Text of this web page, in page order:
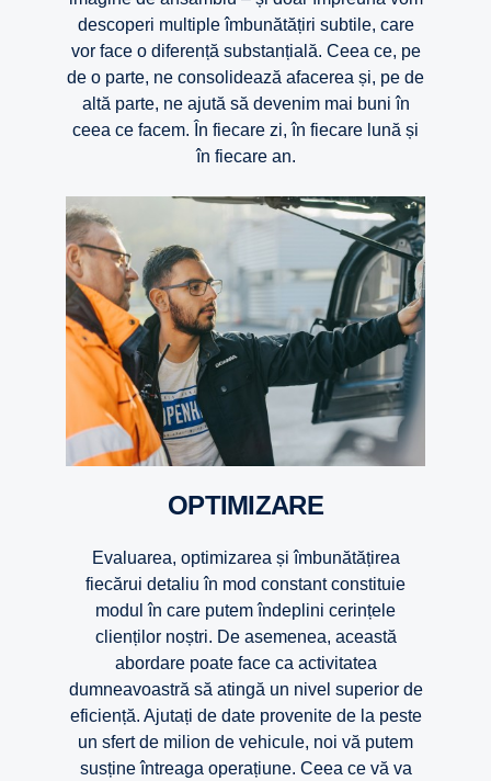
descoperi multiple îmbunătățiri subtile, care
vor face o diferență substanțială. Ceea ce, pe
de o parte, ne consolidează afacerea și, pe de
altă parte, ne ajută să devenim mai buni în
ceea ce facem. În fiecare zi, în fiecare lună și
în fiecare an.
OPTIMIZARE
Evaluarea, optimizarea și îmbunătățirea
fiecărui detaliu în mod constant constituie
modul în care putem îndeplini cerințele
clienților noștri. De asemenea, această
abordare poate face ca activitatea
dumneavoastră să atingă un nivel superior de
eficiență. Ajutați de date provenite de la peste
un sfert de milion de vehicule, noi vă putem
susține întreaga operațiune. Ceea ce vă va